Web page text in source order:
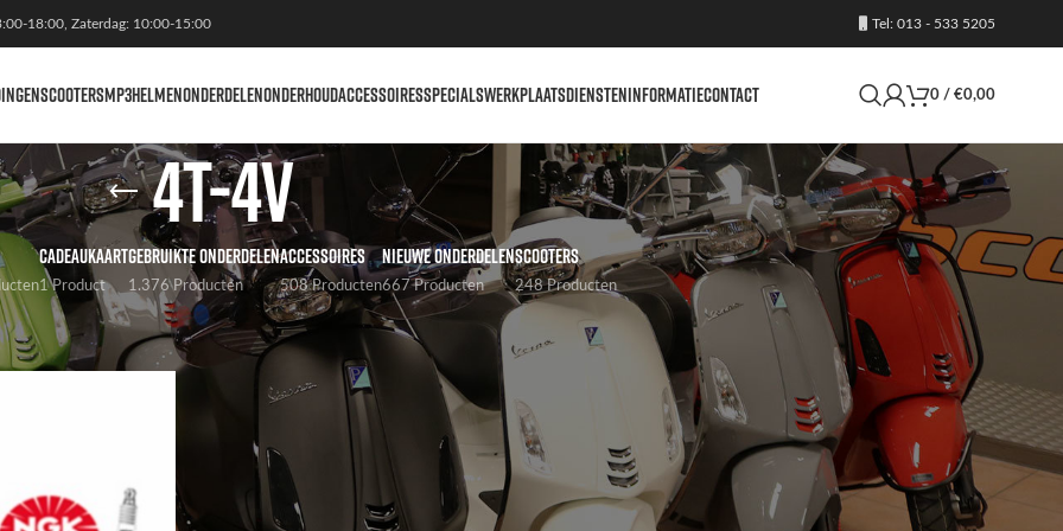
18:00, Zaterdag: 10:00-15:00 Tel: 013 - 533 5205
SCOOTERSMP3HELMENONDERDELENONDERHOUDACCESSOIRESSPECIALSWERKPLAATSDIENSTENINFORMATIECONTACT 0 / €0,00
4T-4V
CADEAUKAART
1 Product
GEBRUIKTE ONDERDELEN
1.376 Producten
ACCESSOIRES
508 Producten
NIEUWE ONDERDELEN
667 Producten
SCOOTERS
248 Producten
“4T-4V” Weergaven 9 36